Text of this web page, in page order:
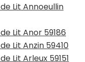
Lit Annoeullin
Lit Anor 59186
Lit Anzin 59410
Lit Arleux 59151